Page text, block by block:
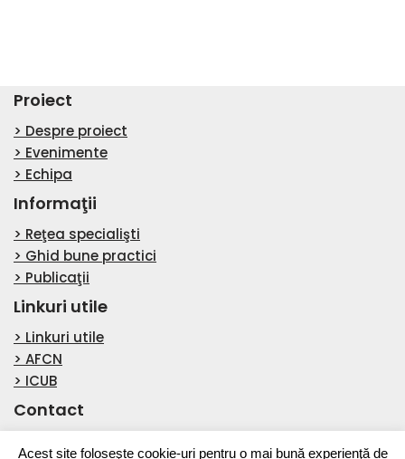
Proiect
> Despre proiect
> Evenimente
> Echipa
Informaţii
> Reţea specialişti
> Ghid bune practici
> Publicaţii
Linkuri utile
> Linkuri utile
> AFCN
> ICUB
Contact
Acest site foloseşte cookie-uri pentru o mai bună experienţă de